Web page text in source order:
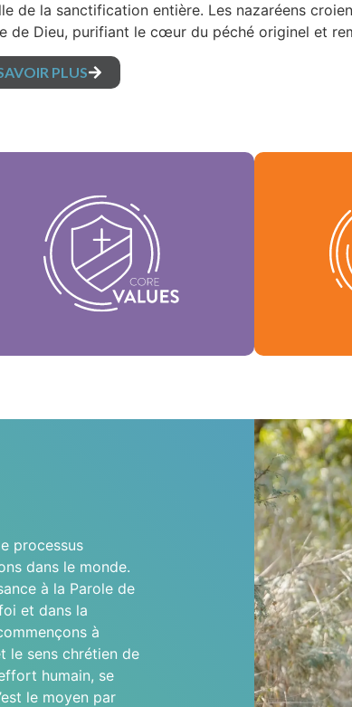
de la sanctification entière. Les nazaréens
de Dieu, purifiant le cœur du péché originel et
PLUS
l'essence de notre identité et
soutiennent la vision de notre
dénomination et aident à façonner
notre culture.
Valeurs
Notre
qui
processus
dans le monde.
à la Parole de
et dans la
à
le sens chrétien de
humain, se
le moyen par